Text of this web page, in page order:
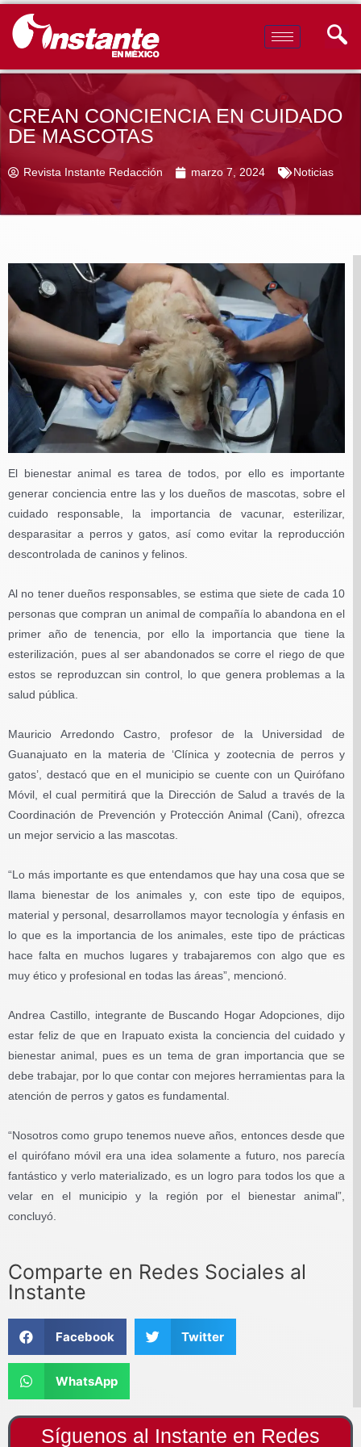
CREAN CONCIENCIA EN CUIDADO
DE MASCOTAS
Revista Instante Redacción marzo 7, 2024 Noticias
El bienestar animal es tarea de todos, por ello es importante
generar conciencia entre las y los dueños de mascotas, sobre el
cuidado responsable, la importancia de vacunar, esterilizar,
desparasitar a perros y gatos, así como evitar la reproducción
descontrolada de caninos y felinos.
Al no tener dueños responsables, se estima que siete de cada 10
personas que compran un animal de compañía lo abandona en el
primer año de tenencia, por ello la importancia que tiene la
esterilización, pues al ser abandonados se corre el riego de que
estos se reproduzcan sin control, lo que genera problemas a la
salud pública.
Mauricio Arredondo Castro, profesor de la Universidad de
Guanajuato en la materia de ‘Clínica y zootecnia de perros y
gatos’, destacó que en el municipio se cuente con un Quirófano
Móvil, el cual permitirá que la Dirección de Salud a través de la
Coordinación de Prevención y Protección Animal (Cani), ofrezca
un mejor servicio a las mascotas.
“Lo más importante es que entendamos que hay una cosa que se
llama bienestar de los animales y, con este tipo de equipos,
material y personal, desarrollamos mayor tecnología y énfasis en
lo que es la importancia de los animales, este tipo de prácticas
hace falta en muchos lugares y trabajaremos con algo que es
muy ético y profesional en todas las áreas”, mencionó.
Andrea Castillo, integrante de Buscando Hogar Adopciones, dijo
estar feliz de que en Irapuato exista la conciencia del cuidado y
bienestar animal, pues es un tema de gran importancia que se
debe trabajar, por lo que contar con mejores herramientas para la
atención de perros y gatos es fundamental.
“Nosotros como grupo tenemos nueve años, entonces desde que
el quirófano móvil era una idea solamente a futuro, nos parecía
fantástico y verlo materializado, es un logro para todos los que a
velar en el municipio y la región por el bienestar animal”,
concluyó.
Comparte en Redes Sociales al
Instante
Facebook Twitter
WhatsApp
Síguenos al Instante en Redes